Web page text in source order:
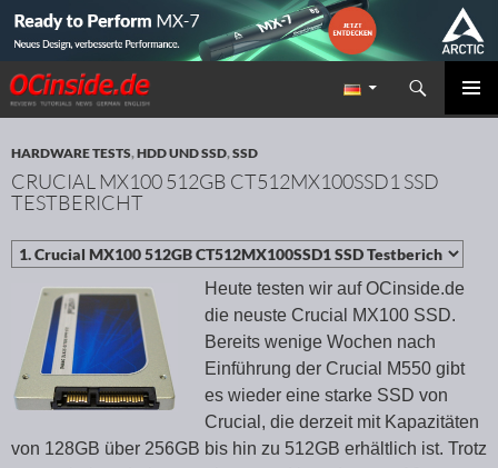
Redaktion ocinside.de PC Hardware Portal
Suchen
ZUM INHALT SPRINGEN
HARDWARE TESTS,HDD UND SSD,SSD
CRUCIAL MX100 512GB CT512MX100SSD1 SSD
TESTBERICHT
Heute testen wir auf OCinside.de
die neuste Crucial MX100 SSD.
Bereits wenige Wochen nach
Einführung der Crucial M550 gibt
es wieder eine starke SSD von
Crucial, die derzeit mit Kapazitäten
von 128GB über 256GB bis hin zu 512GB erhältlich ist. Trotz